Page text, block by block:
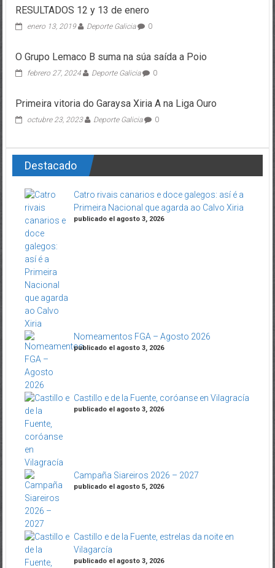
RESULTADOS 12 y 13 de enero
enero 13, 2019 Deporte Galicia 0
O Grupo Lemaco B suma na súa saída a Poio
febrero 27, 2024 Deporte Galicia 0
Primeira vitoria do Garaysa Xiria A na Liga Ouro
octubre 23, 2023 Deporte Galicia 0
Destacado
Catro rivais canarios e doce galegos: así é a
Primeira Nacional que agarda ao Calvo Xiria
publicado el agosto 3, 2026
Nomeamentos FGA – Agosto 2026
publicado el agosto 3, 2026
Castillo e de la Fuente, coróanse en Vilagracía
publicado el agosto 3, 2026
Campaña Siareiros 2026 – 2027
publicado el agosto 5, 2026
Castillo e de la Fuente, estrelas da noite en
Vilagarcía
publicado el agosto 3, 2026